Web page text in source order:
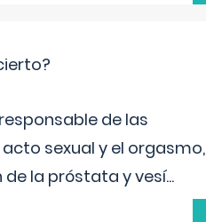
de las
sexual y el orgasmo,
la próstata y vesí...